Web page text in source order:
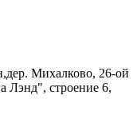
Михалково, 26-ой
Лэнд", строение 6,